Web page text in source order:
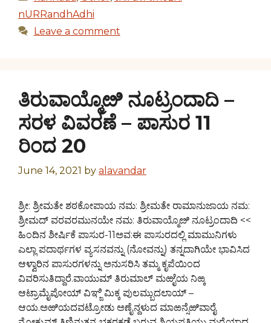
nURRandhAdhi
Leave a comment
ತಿರುವಾಯ್ಮೊೞಿ ನೂಟ್ರಂದಾದಿ –
ಸರಳ ವಿವರಣೆ – ಪಾಸುರ 11
ರಿಂದ 20
June 14, 2021 by alavandar
ಶ್ರೀ: ಶ್ರೀಮತೇ ಶಠಕೋಪಾಯ ನಮ: ಶ್ರೀಮತೇ ರಾಮಾನುಜಾಯ ನಮ:
ಶ್ರೀಮದ್ ವರವರಮುನಯೇ ನಮ: ತಿರುವಾಯ್ಮೊೞಿ ನೂಟ್ರಂದಾದಿ <<
ಹಿಂದಿನ ಶೀರ್ಷಿಕೆ ಪಾಸುರ-11ಅವ:ಈ ಪಾಸುರದಲ್ಲಿ ಮಾಮುನಿಗಳು
ಎಲ್ಲಾ ಪದಾರ್ಥಗಳ ವ್ಯಸನವನ್ನು (ನೋವನ್ನು) ತನ್ನದಾಗಿಯೇ ಭಾವಿಸಿದ
ಆಳ್ವಾರಿನ ಪಾಸುರಗಳನ್ನು ಅನುಸರಿಸಿ ತಮ್ಮ ಕೃಪೆಯಿಂದ
ವಿವರಿಸುತಿದ್ದಾರೆ.ವಾಯುಮ್ ತಿರುಮಾಲ್ ಮಱೈಯ ನಿಱ್ಕ
ಆಟ್ರಾಮೈಪೋಯ್ ವಿಞ್ಜಿ ಮಿಕ್ಕ ಪುಲಮ್ಬುದಲಾಯ್ –
ಆಯ.ಅಱಿಯದವಟ್ರೋಡು ಅಣೈನ್ದಳುದ ಮಾಱನ್ಸೆಱಿವಾರೈ